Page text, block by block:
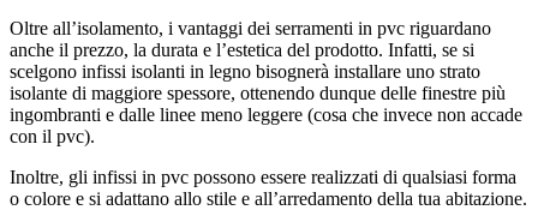
Oltre all’isolamento, i vantaggi dei serramenti in pvc riguardano
anche il prezzo, la durata e l’estetica del prodotto. Infatti, se si
scelgono infissi isolanti in legno bisognerà installare uno strato
isolante di maggiore spessore, ottenendo dunque delle finestre più
ingombranti e dalle linee meno leggere (cosa che invece non accade
con il pvc).
Inoltre, gli infissi in pvc possono essere realizzati di qualsiasi forma
o colore e si adattano allo stile e all’arredamento della tua abitazione.